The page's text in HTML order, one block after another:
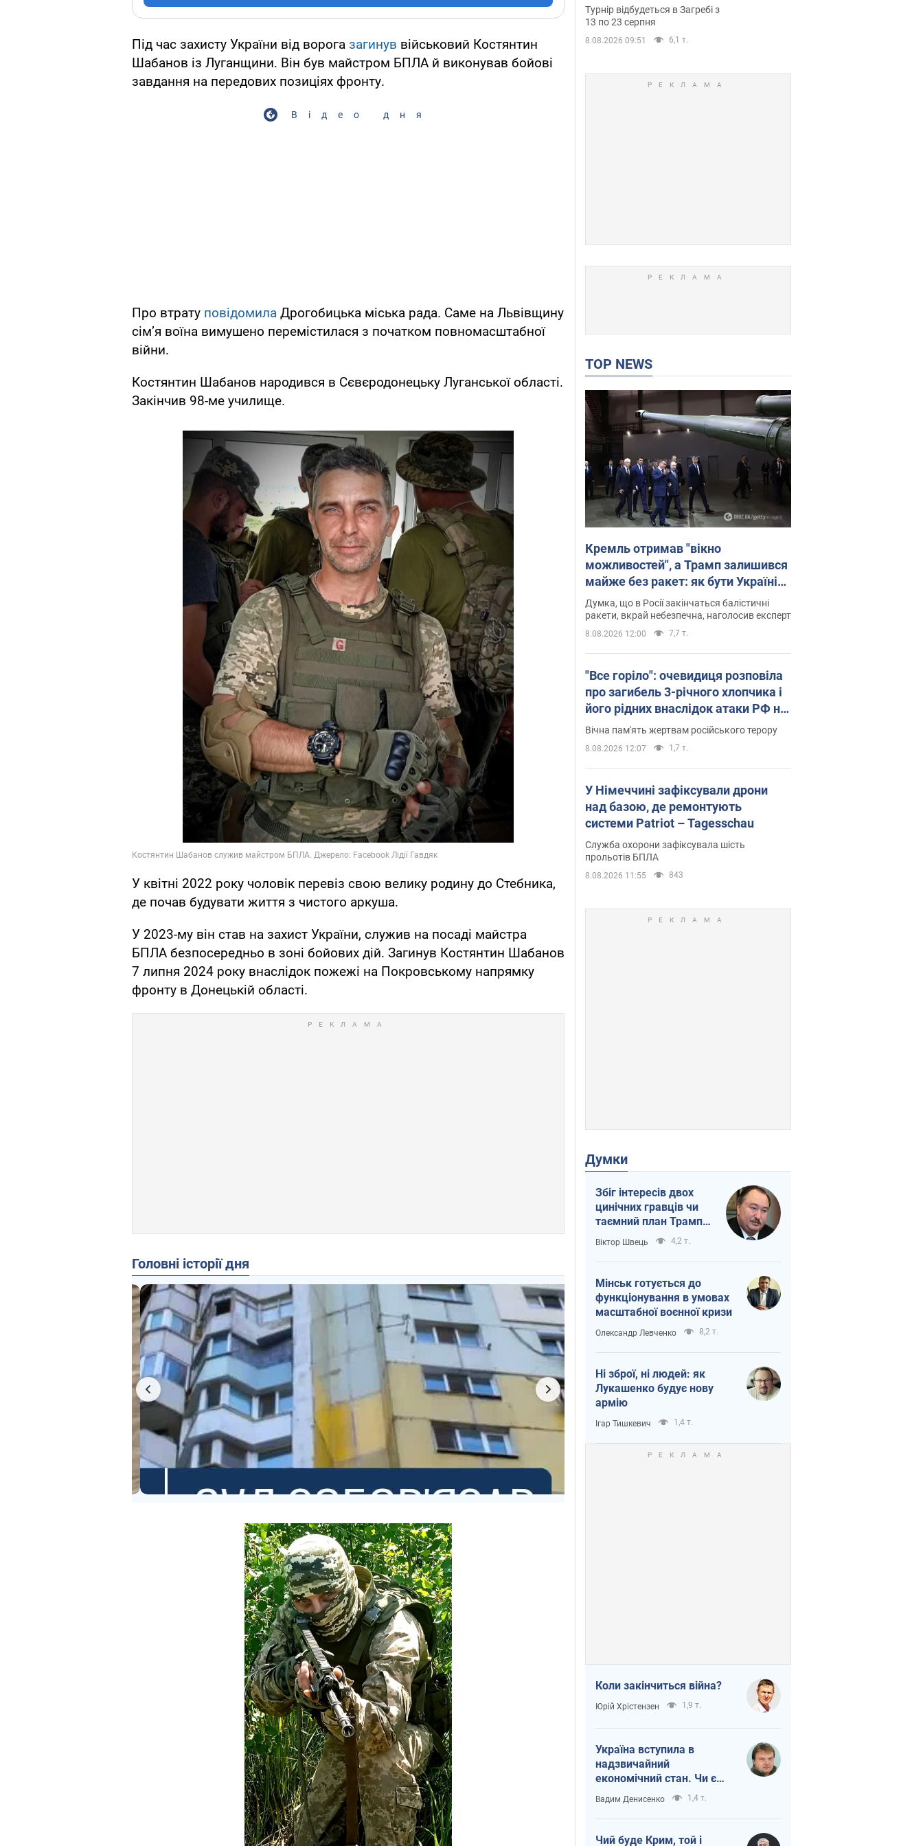
Під час захисту України від ворога загинув військовий Костянтин
Шабанов із Луганщини. Він був майстром БПЛА й виконував бойові
завдання на передових позиціях фронту.
Відео дня
Про втрату повідомила Дрогобицька міська рада. Саме на Львівщину
сім’я воїна вимушено перемістилася з початком повномасштабної
війни.
Костянтин Шабанов народився в Сєвєродонецьку Луганської області.
Закінчив 98-ме училище.
У квітні 2022 року чоловік перевіз свою велику родину до Стебника,
де почав будувати життя з чистого аркуша.
У 2023-му він став на захист України, служив на посаді майстра
БПЛА безпосередньо в зоні бойових дій. Загинув Костянтин Шабанов
7 липня 2024 року внаслідок пожежі на Покровському напрямку
фронту в Донецькій області.
Головні історії дня
до чемпіонату Європи
основних спортсменів
Турнір відбудеться в Загребі з
13 по 23 серпня
8.08.2026 09:51 6,1 т.
TOP NEWS
Кремль отримав "вікно
можливостей", а Трамп залишився
майже без ракет: як бути Україні?
Інтерв’ю з Мельником
Думка, що в Росії закінчаться балістичні
ракети, вкрай небезпечна, наголосив експерт
8.08.2026 12:00 7,7 т.
"Все горіло": очевидиця розповіла
про загибель 3-річного хлопчика і
його рідних внаслідок атаки РФ на
Київщину. Відео та фото
Вічна пам'ять жертвам російського терору
8.08.2026 12:07 1,7 т.
У Німеччині зафіксували дрони
над базою, де ремонтують
системи Patriot – Tagesschau
Служба охорони зафіксувала шість
прольотів БПЛА
8.08.2026 11:55 843
Думки
Збіг інтересів двох
цинічних гравців чи
таємний план Трампа
і Путіна?
Віктор Швець 4,2 т.
Мінськ готується до
функціонування в умовах
масштабної воєнної кризи
Олександр Левченко 8,2 т.
Ні зброї, ні людей: як
Лукашенко будує нову
армію
Ігар Тишкевич 1,4 т.
Коли закінчиться війна?
Юрій Хрістензен 1,9 т.
Україна вступила в
надзвичайний
економічний стан. Чи є
світло вкінці тунелю?
Вадим Денисенко 1,4 т.
Чий буде Крим, той і